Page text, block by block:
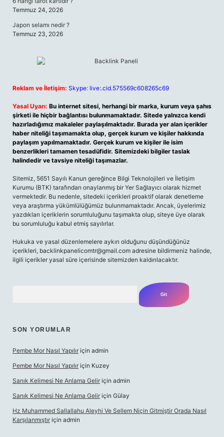
Temmuz 24, 2026
Japon selamı nedir ?
Temmuz 23, 2026
Reklam ve İletişim: Skype: live:.cid.575569c608265c69
Yasal Uyarı: Bu internet sitesi, herhangi bir marka, kurum veya şahıs
şirketi ile hiçbir bağlantısı bulunmamaktadır. Sitede yalnızca kendi
hazırladığımız makaleler paylaşılmaktadır. Burada yer alan içerikler
haber niteliği taşımamakta olup, gerçek kurum ve kişiler hakkında
paylaşım yapılmamaktadır. Gerçek kurum ve kişiler ile isim
benzerlikleri tamamen tesadüfidir. Sitemizdeki bilgiler taslak
halindedir ve tavsiye niteliği taşımazlar.
Sitemiz, 5651 Sayılı Kanun gereğince Bilgi Teknolojileri ve İletişim
Kurumu (BTK) tarafından onaylanmış bir Yer Sağlayıcı olarak hizmet
vermektedir. Bu nedenle, sitedeki içerikleri proaktif olarak denetleme
veya araştırma yükümlülüğümüz bulunmamaktadır. Ancak, üyelerimiz
yazdıkları içeriklerin sorumluluğunu taşımakta olup, siteye üye olarak
bu sorumluluğu kabul etmiş sayılırlar.
Hukuka ve yasal düzenlemelere aykırı olduğunu düşündüğünüz
içerikleri, backlinkpanelicomtr@gmail.com adresine bildirmeniz halinde,
ilgili içerikler yasal süre içerisinde sitemizden kaldırılacaktır.
SON YORUMLAR
Pembe Mor Nasıl Yapılır için admin
Pembe Mor Nasıl Yapılır için Kuzey
Sanık Kelimesi Ne Anlama Gelir için admin
Sanık Kelimesi Ne Anlama Gelir için Gülay
Hz Muhammed Sallallahu Aleyhi Ve Sellem Niçin Gitmiştir Orada Nasıl
Karşılanmıştır için admin